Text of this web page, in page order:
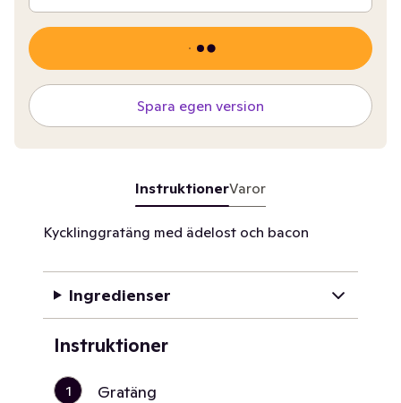
Spara egen version
InstruktionerVaror
Kycklinggratäng med ädelost och bacon
Ingredienser
Instruktioner
1 Gratäng